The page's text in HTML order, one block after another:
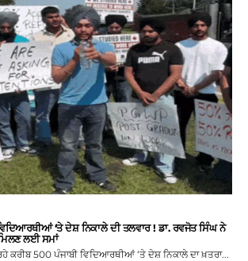
‘ਤੇ ਦੇਸ਼ ਨਿਕਾਲੇ ਦੀ ਤਲਵਾਰ ! ਡਾ. ਰਵਜੋਤ ਸਿੰਘ ਨੇ
ਲਈ ਸਮਾਂ
ਕਰੀਬ 500 ਪੰਜਾਬੀ ਵਿਦਿਆਰਥੀਆਂ ‘ਤੇ ਦੇਸ਼ ਨਿਕਾਲੇ ਦਾ ਖ਼ਤਰਾ...